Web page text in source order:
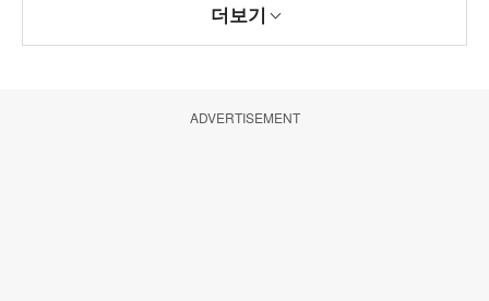
더보기
ADVERTISEMENT